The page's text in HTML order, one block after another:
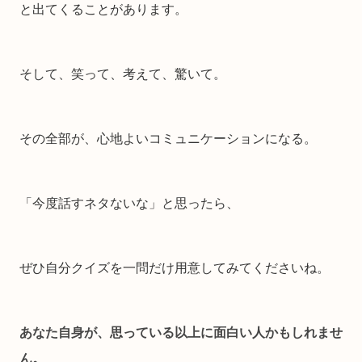
と出てくることがあります。
そして、笑って、考えて、驚いて。
その全部が、心地よいコミュニケーションになる。
「今度話すネタないな」と思ったら、
ぜひ自分クイズを一問だけ用意してみてくださいね。
あなた自身が、思っている以上に面白い人かもしれませ
ん。